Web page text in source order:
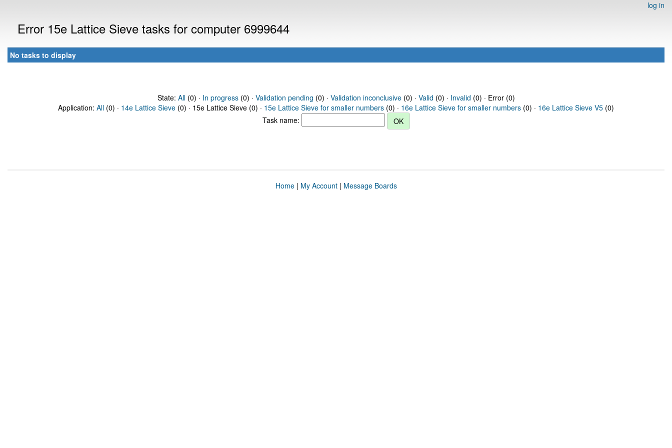
log in
Error 15e Lattice Sieve tasks for computer 6999644
No tasks to display
State: All(0) · In progress(0) · Validation pending (0) · Validation inconclusive(0) · Valid (0) · Invalid (0) · Error (0)
Application: All (0) · 14e Lattice Sieve (0) · 15e Lattice Sieve (0) · 15e Lattice Sieve for smaller numbers (0) · 16e Lattice Sieve for smaller numbers (0) · 16e Lattice Sieve V5 (0)
Task name:
Home| My Account| Message Boards